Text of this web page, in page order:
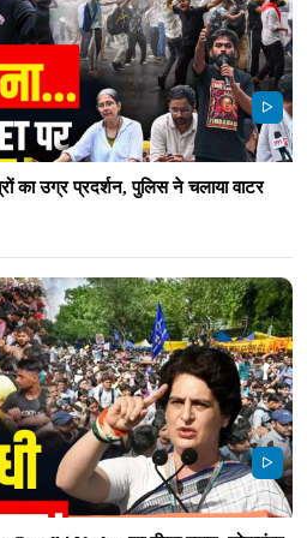
का उग्र प्रदर्शन, पुलिस ने चलाया वाटर